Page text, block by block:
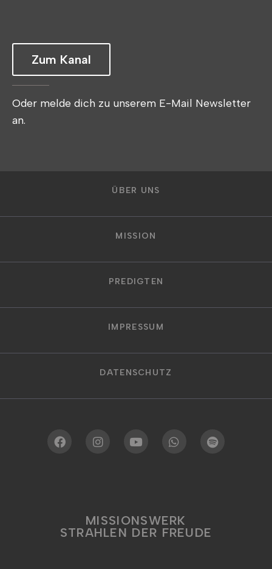
Zum Kanal
Oder melde dich zu unserem E-Mail Newsletter
an.
ÜBER UNS
MISSION
PREDIGTEN
IMPRESSUM
DATENSCHUTZ
MISSIONSWERK
STRAHLEN DER FREUDE